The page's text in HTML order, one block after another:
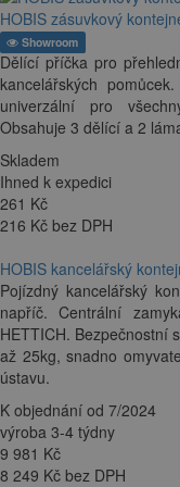
HOBIS zásuvkový
Showroom
Dělící příčka pro
kancelářských
univerzální pro
Obsahuje 3 dělící a 2
Skladem
Ihned k expedici
261 Kč
216 Kč bez DPH
HOBIS kancelářský
Pojízdný kancelářský
napříč. Centrální
HETTICH. Bezpečnostní
až 25kg, snadno
ústavu.
K objednání od 7/2024
výroba 3-4 týdny
9 981 Kč
8 249 Kč bez DPH